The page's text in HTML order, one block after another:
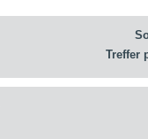
Treffer